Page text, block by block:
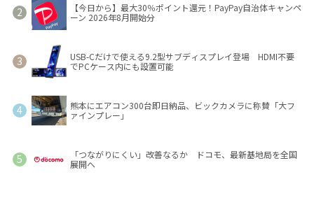
【今日から】最大30％ポイント還元！PayPay自治体キャンペ
ーン 2026年8月開始分
USB-Cだけで使える9.2型サブディスプレイ登場 HDMI不要
でPCケース内にも設置可能
熊本にエアコン300台即日納品、ビックカメラに称賛「大フ
ァインプレー」
「つながりにくい」改善なるか ドコモ、最新基地局を全国
展開へ